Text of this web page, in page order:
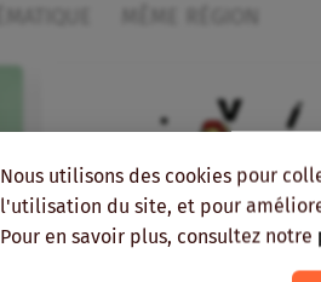
Nous utilisons des cookies pour
l'utilisation du site, et pour
Pour en savoir plus, consultez notre